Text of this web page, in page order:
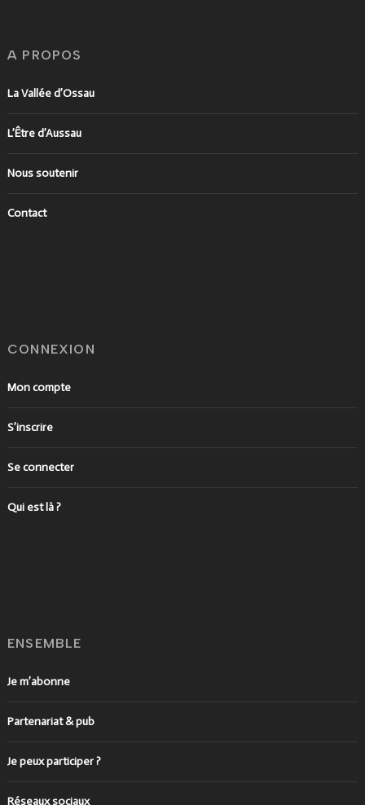
A PROPOS
La Vallée d’Ossau
L’Être d’Aussau
Nous soutenir
Contact
CONNEXION
Mon compte
S’inscrire
Se connecter
Qui est là ?
ENSEMBLE
Je m’abonne
Partenariat & pub
Je peux participer ?
Réseaux sociaux